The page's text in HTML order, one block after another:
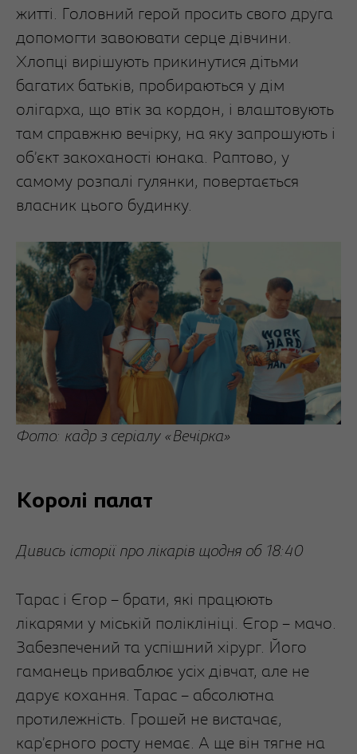
житті. Головний герой просить свого друга
допомогти завоювати серце дівчини.
Хлопці вирішують прикинутися дітьми
багатих батьків, пробираються у дім
олігарха, що втік за кордон, і влаштовують
там справжню вечірку, на яку запрошують і
об’єкт закоханості юнака. Раптово, у
самому розпалі гулянки, повертається
власник цього будинку.
Фото: кадр з серіалу «Вечірка»
Королі палат
Дивись історії про лікарів щодня об 18:40
Тарас і Єгор – брати, які працюють
лікарями у міській поліклініці. Єгор – мачо.
Забезпечений та успішний хірург. Його
гаманець приваблює усіх дівчат, але не
дарує кохання. Тарас – абсолютна
протилежність. Грошей не вистачає,
кар’єрного росту немає. А ще він тягне на